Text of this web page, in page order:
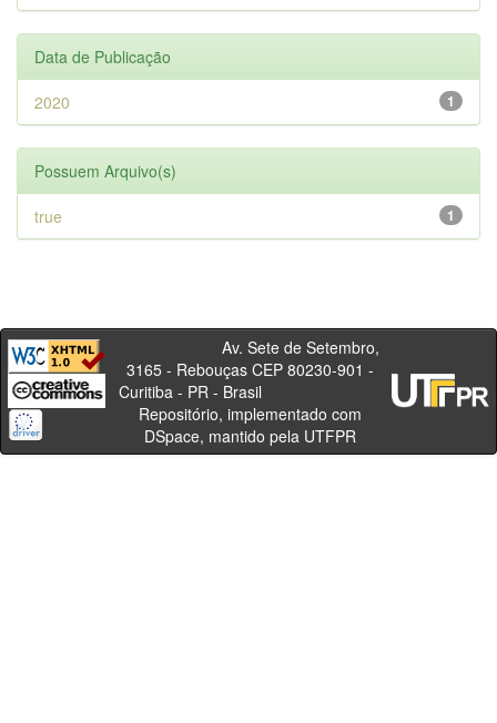
Data de Publicação
1
2020
Possuem Arquivo(s)
1
true
Av. Sete de Setembro,
3165 - Rebouças CEP 80230-901 -
Curitiba - PR - Brasil
Repositório, implementado com
DSpace, mantido pela UTFPR